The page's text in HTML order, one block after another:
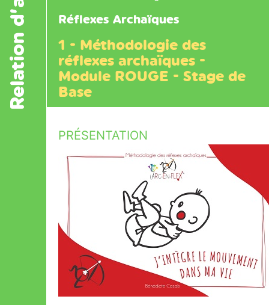
Relation d’aide Réflexes Archaïques
1 - Méthodologie des
réflexes archaïques -
Module ROUGE - Stage de
Base
PRÉSENTATION